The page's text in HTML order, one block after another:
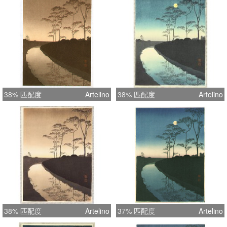
38% 匹配度 Artelino 38% 匹配度 Artelino
38% 匹配度 Artelino 37% 匹配度 Artelino